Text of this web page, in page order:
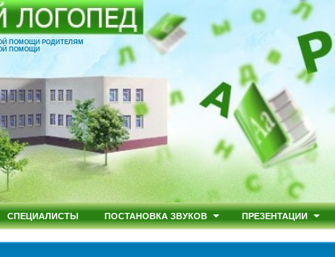
ПОМОЩИ РОДИТЕЛЯМ
ПОМОЩИ
СПЕЦИАЛИСТЫ ПОСТАНОВКА ЗВУКОВ ПРЕЗЕНТАЦИИ